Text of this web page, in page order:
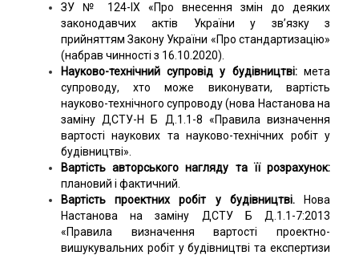
ЗУ № 124-IX «Про внесення змін до деяких
законодавчих актів України у зв’язку з
прийняттям Закону України «Про стандартизацію»
(набрав чинності з 16.10.2020).
Науково-технічний супровід у будівництві:мета
супроводу, хто може виконувати, вартість
науково-технічного супроводу (нова Настанова на
заміну ДСТУ-Н Б Д.1.1-8 «Правила визначення
вартості наукових та науково-технічних робіт у
будівництві».
Вартість авторського нагляду та її розрахунок:
плановий і фактичний.
Вартість проектних робіт у будівництві.Нова
Настанова на заміну ДСТУ Б Д.1.1-7:2013
«Правила визначення вартості проектно-
вишукувальних робіт у будівництві та експертизи